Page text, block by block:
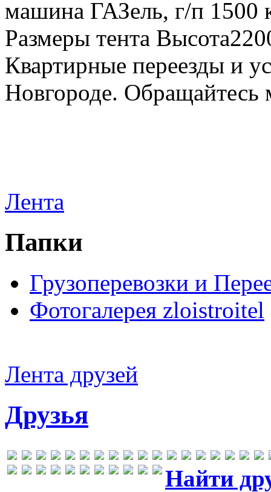
машина ГАЗель, г/п 1500
Размеры тента
Квартирные переезды и
Новгороде.
Лента
Папки
Грузоперевозки и
Фотогалерея zloistroitel
Лента друзей
Друзья
Найти